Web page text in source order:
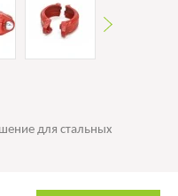
для стальных